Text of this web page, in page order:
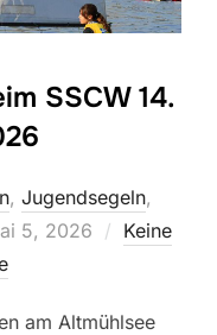
SSCW 14.
, Jugendsegeln,
5, 2026
Keine
am Altmühlsee